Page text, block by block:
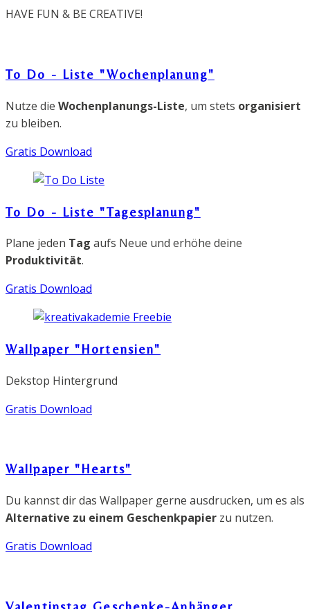
HAVE FUN & BE CREATIVE!
To Do - Liste "Wochenplanung"
Nutze die Wochenplanungs-Liste, um stets organisiert
zu bleiben.
Gratis Download
To Do - Liste "Tagesplanung"
Plane jeden Tag aufs Neue und erhöhe deine
Produktivität.
Gratis Download
Wallpaper "Hortensien"
Dekstop Hintergrund
Gratis Download
Wallpaper "Hearts"
Du kannst dir das Wallpaper gerne ausdrucken, um es als
Alternative zu einem Geschenkpapier zu nutzen.
Gratis Download